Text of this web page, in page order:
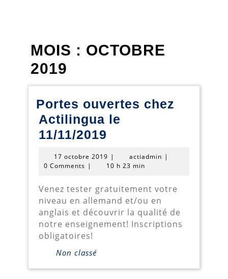
MOIS : OCTOBRE
2019
Portes ouvertes chez
Actilingua le
11/11/2019
chez
le
11/11/2019
17 octobre 2019 17
octobre
| actiadmin actiadmin
|
0 Comments | 10 h 23 min
Venez tester gratuitement votre
niveau en allemand et/ou en
anglais et découvrir la qualité de
notre enseignement! Inscriptions
obligatoires!
Non classé